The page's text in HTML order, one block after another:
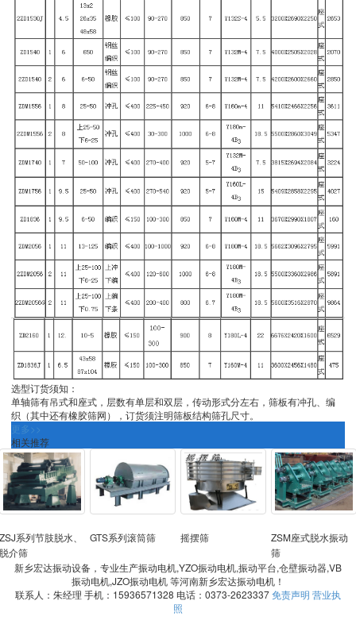
选型订货须知：
单轴筛有吊式和座式，层数有单层和双层，传动形式分左右，筛板有冲孔、编
织（其中还有橡胶筛网），订货须注明筛板结构筛孔尺寸。
更多>>
相关推荐
ZSJ系列节肢脱水、
脱介筛
GTS系列滚筒筛 摇摆筛
ZSM座式脱水振动
筛
新乡宏达振动设备，专业生产振动电机,YZO振动电机,振动平台,仓壁振动器,VB
振动电机,JZO振动电机 等河南新乡宏达振动电机！
联系人：朱经理 手机：15936571328 电话：0373-2623337免责声明 营业执
照